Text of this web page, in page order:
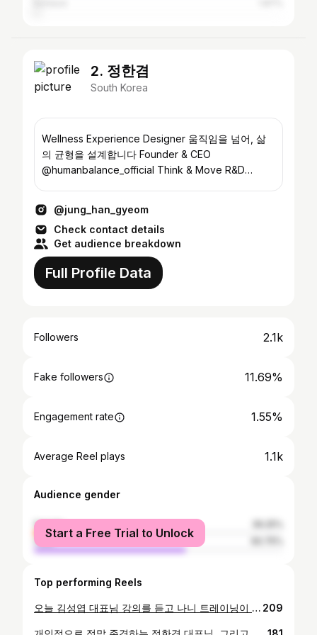
2. 정한겸
South Korea
Wellness Experience Designer 움직임을 넘어, 삶
의 균형을 설계합니다 Founder & CEO
@humanbalance_official Think & Move R&D
@jung_han_gyeom
Check contact details
Get audience breakdown
Full Profile Data
Followers 2.1k
Fake followers 11.69%
Engagement rate 1.55%
Average Reel plays 1.1k
Audience gender
female
male
Start a Free Trial to Unlock
Top performing Reels
오늘 김성엽 대표님 강의를 듣고 나니 트레이닝이 왜 늘 어렵고, 또 왜 끝까지 책임을 요구하는 일인지 다시 한 번 분명해졌습니다. 트레이너의 역할은 누군가의 기분을 좋게 하거나 운동을 ‘해주는 사람’이 되는 데 있지 않다고 생각합니다. 트레이너의 유일한 목적은 몸이 스스로 제 기능을 할 수 있도록 방향을 잡아주는 일입니다. 치료는 방법을 알면 실행할 수 있습니다. 하지만 누군가가 스스로 움직이게 만드는 일은 방법을 안다고 해결되는 문제가 아닙니다. 평가를 통해 현재 상태를 정확히 보고, 데이터를 통해 변화를 판단하며, 그에 맞는 적용을 반복해야 합니다. 그래서 트레이닝은 늘 어렵습니다. 그럼에도 분명한 기준은 있습니다. 평가와 데이터를 기반으로 트레이닝을 적용하고 있다면, 무엇을 하느냐보다 왜 그것을 선택했는지가 분명해집니다. 이후의 일은 몸의 반응을 관찰하고, 그 변화에 다시 적용하는 과정의 반복입니다. 오늘 이 시간이 기술을 하나 더 배우는 자리가 아니라.. 트레이너라는 역할을 다시 한 번 스스로에게 묻는 계기가 되었기를 바랍니다. 오늘 멀리서 저희 휴먼밸런스 팀원들을 위해 강의 해주신 김성엽 대표님 진심으로 감사드립니다. @humanbalance_official @anotherlevel_co @myway0414 209